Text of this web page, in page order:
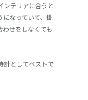
ンテリアに合うと
になっていて、掛
せをしなくても
計としてベストで